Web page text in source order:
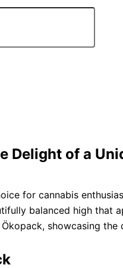
Delight of a
for cannabis
balanced high that
showcasing